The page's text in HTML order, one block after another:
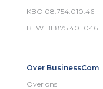
KBO 08.754.010.46
BTW BE875.401.046
Over BusinessCom
Over ons